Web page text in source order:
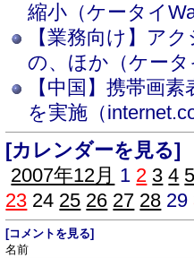
縮小（ケータイ
【業務向け】ア
の、ほか（ケータ
【中国】携帯画
を実施（
[カレンダーを見る]
2007年12月 1 2 3 4 5
23 24 25 26 27 28 29
[コメントを見る]
名前